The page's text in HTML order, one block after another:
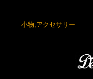
小物,アクセサリー